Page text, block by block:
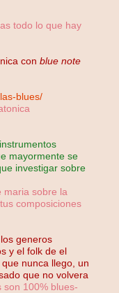
todo lo que hay
con blue note
blues/
mayormente se
investigar sobre
maria sobre la
composiciones
generos
y el folk de el
nunca llego, un
que no volvera
son 100% blues-